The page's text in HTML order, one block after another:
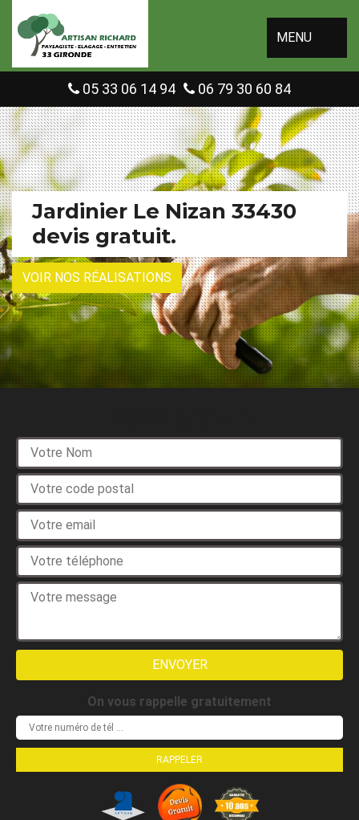
MENU
05 33 06 14 94 06 79 30 60 84
Jardinier Le Nizan 33430
devis gratuit.
VOIR NOS RÉALISATIONS
On vous rappelle gratuitement